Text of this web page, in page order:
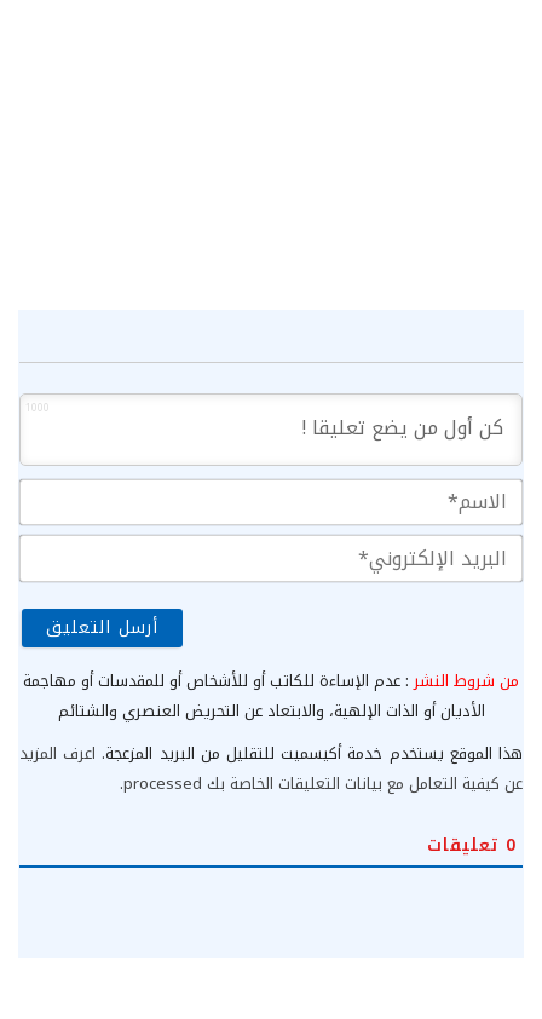
1000
من شروط النشر: عدم الإساءة للكاتب أو للأشخاص أو للمقدسات أو مهاجمة
الأديان أو الذات الإلهية، والابتعاد عن التحريض العنصري والشتائم
هذا الموقع يستخدم خدمة أكيسميت للتقليل من البريد المزعجة. اعرف المزيد
عن كيفية التعامل مع بيانات التعليقات الخاصة بك processed
.
0 تعليقات